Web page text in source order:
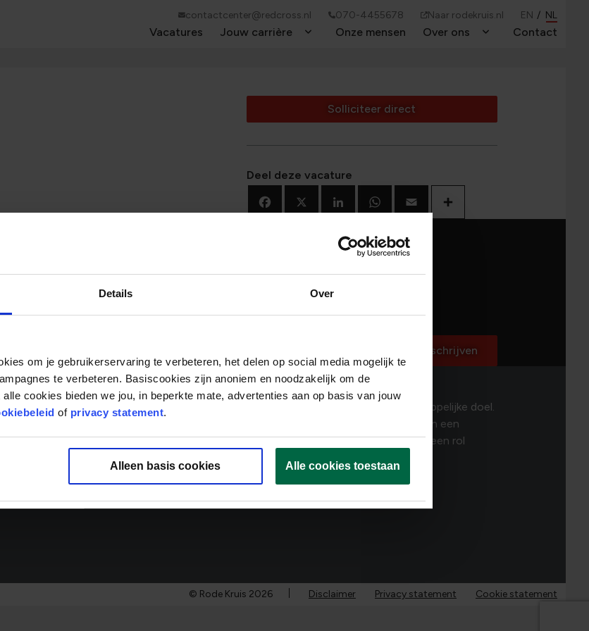
Details Over
om je gebruikerservaring te verbeteren, het delen op social media mogelijk te
te verbeteren. Basiscookies zijn anoniem en noodzakelijk om de
cookies bieden we jou, in beperkte mate, advertenties aan op basis van jouw
of privacy statement.
Alleen basis cookies Alle cookies toestaan
Vacatures Jouw carrière Toggle DropdownOnze mensen Over ons Toggle Dropdown
Contact
contactcenter@redcross.nl 070-4455678 Naar rodekruis.nl EN NL
Solliciteer direct
Deel deze vacature
WhatsApp
Email
de hoogte wanneer wij een nieuwe
Inschrijven
ons
mensen écht verder helpen’ is de drijfveer van onze talenten. Dat is ons maatschappelijke doel.
onze ambities samen te brengen met het talent van mensen zoals jij, bouwen we aan een
met impact en betrokkenheid. Zit helpen in jouw DNA? Dan is er ongetwijfeld een rol
© Rode Kruis 2026 Disclaimer Privacy statement Cookie statement